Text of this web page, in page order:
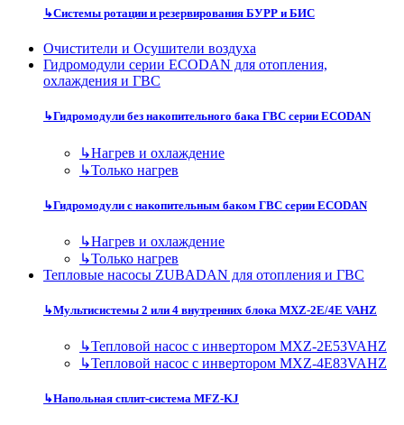
↳Системы ротации и резервирования БУРР и БИС
Очистители и Осушители воздуха
Гидромодули серии ECODAN для отопления,
охлаждения и ГВС
↳Гидромодули без накопительного бака ГВС серии ECODAN
↳Нагрев и охлаждение
↳Только нагрев
↳Гидромодули с накопительным баком ГВС серии ECODAN
↳Нагрев и охлаждение
↳Только нагрев
Тепловые насосы ZUBADAN для отопления и ГВС
↳Мультисистемы 2 или 4 внутренних блока MXZ-2E/4E VAHZ
↳Тепловой насос с инвертором MXZ-2E53VAHZ
↳Тепловой насос с инвертором MXZ-4E83VAHZ
↳Напольная сплит-система MFZ-KJ